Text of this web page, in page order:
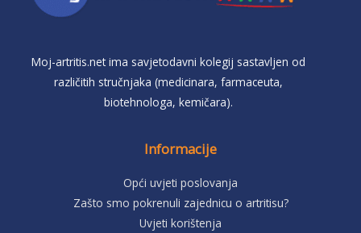
Moj-artritis.net ima savjetodavni kolegij sastavljen od
različitih stručnjaka (medicinara, farmaceuta,
biotehnologa, kemičara).
Informacije
Opći uvjeti poslovanja
Zašto smo pokrenuli zajednicu o artritisu?
Uvjeti korištenja